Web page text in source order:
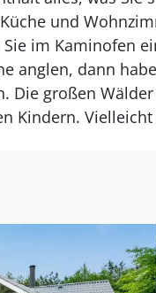
und
im Kaminofen
anglen, dann
Die großen
Kindern.